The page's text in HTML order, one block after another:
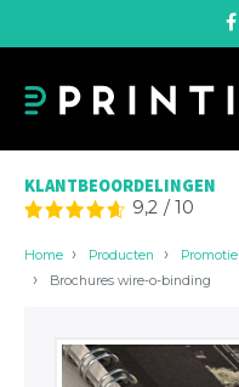
KLANTBEOORDELINGEN
9,2 /10
Home Producten Promotie
Brochures wire-o-binding